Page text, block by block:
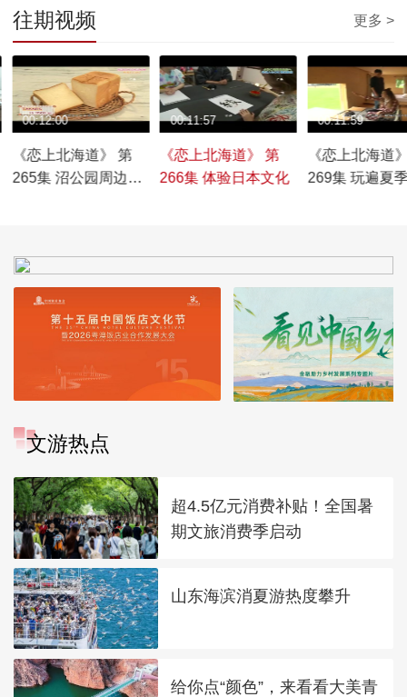
往期视频 更多 >
《恋上北海道》 第
265集 沼公园周边的
00:12:00
《恋上北海道》 第
266集 体验日本文化
00:11:57
《恋上北海道
269集 玩遍夏
00:11:59
文游热点
超4.5亿元消费补贴！全国暑
期文旅消费季启动
山东海滨消夏游热度攀升
给你点“颜色”，来看看大美青